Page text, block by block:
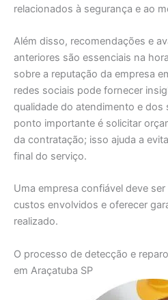
relacionados à segurança e ao
Além disso, recomendações e
anteriores são essenciais na
sobre a reputação da empresa
redes sociais pode fornecer
qualidade do atendimento e dos
ponto importante é solicitar
da contratação; isso ajuda a
final do serviço.
Uma empresa confiável deve
custos envolvidos e oferecer
realizado.
O processo de detecção e
em Araçatuba SP